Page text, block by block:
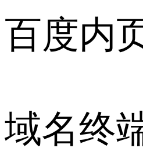
百度内
域名终